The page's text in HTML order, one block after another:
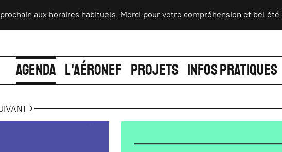
aux horaires habituels. Merci pour votre compréhension et bel été ! ☀️
AGENDA L'AÉRONEF PROJETS INFOS PRATIQUES